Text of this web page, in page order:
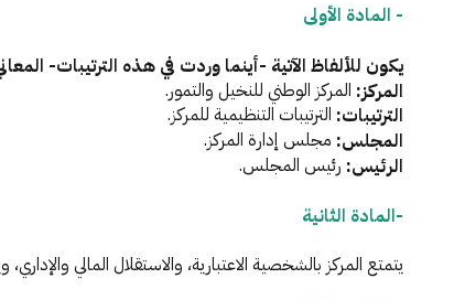
- المادة الأولى
يكون للألفاظ الآتية -أينما وردت في هذه الترتيبات-
المركز: المركز الوطني للنخيل والتمور.
الترتيبات: الترتيبات التنظيمية للمركز.
المجلس: مجلس إدارة المركز.
الرئيس: رئيس المجلس.
-المادة الثانية
يتمتع المركز بالشخصية الاعتبارية، والاستقلال المالي